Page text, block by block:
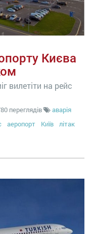
Києва
вилетіти на рейс
переглядів
аварія
аеропорт Київ літак